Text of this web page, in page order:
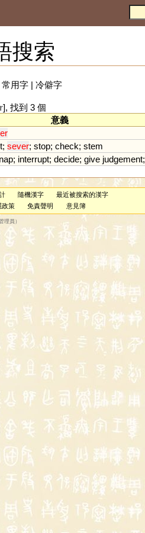
搜索
常用字| 冷僻字
], 找到 3 個
意義
; sever; stop; check; stem
; interrupt; decide; give judgement;
隨機漢字
最近被搜索的漢字
政策 免責聲明 意見簿
理員）